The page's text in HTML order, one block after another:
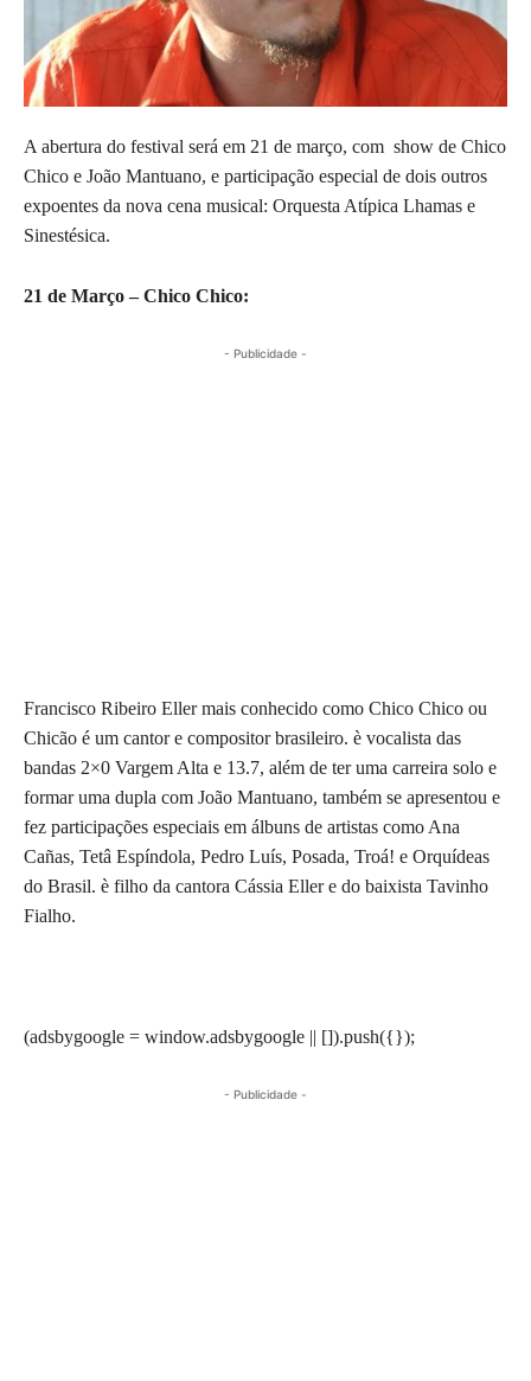
A abertura do festival será em 21 de março, com show de Chico
Chico e João Mantuano, e participação especial de dois outros
expoentes da nova cena musical: Orquesta Atípica Lhamas e
Sinestésica.
21 de Março – Chico Chico:
- Publicidade -
Francisco Ribeiro Eller mais conhecido como Chico Chico ou
Chicão é um cantor e compositor brasileiro. è vocalista das
bandas 2×0 Vargem Alta e 13.7, além de ter uma carreira solo e
formar uma dupla com João Mantuano, também se apresentou e
fez participações especiais em álbuns de artistas como Ana
Cañas, Tetâ Espíndola, Pedro Luís, Posada, Troá! e Orquídeas
do Brasil. è filho da cantora Cássia Eller e do baixista Tavinho
Fialho.
(adsbygoogle = window.adsbygoogle || []).push({});
- Publicidade -